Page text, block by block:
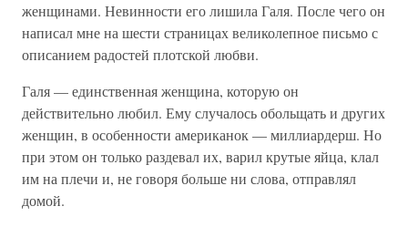
женщинами. Невинности его лишила Галя. После чего он
написал мне на шести страницах великолепное письмо с
описанием радостей плотской любви.
Галя — единственная женщина, которую он
действительно любил. Ему случалось обольщать и других
женщин, в особенности американок — миллиардерш. Но
при этом он только раздевал их, варил крутые яйца, клал
им на плечи и, не говоря больше ни слова, отправлял
домой.